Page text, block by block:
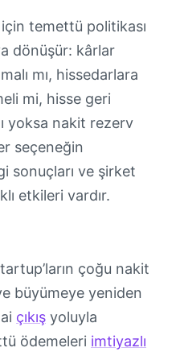
için temettü politikası
dönüşür: kârlar
mı, hissedarlara
mi, hisse geri
yoksa nakit rezerv
seçeneğin
sonuçları ve şirket
etkileri vardır.
çoğu nakit
büyümeye yeniden
çıkış yoluyla
ödemeleri imtiyazlı